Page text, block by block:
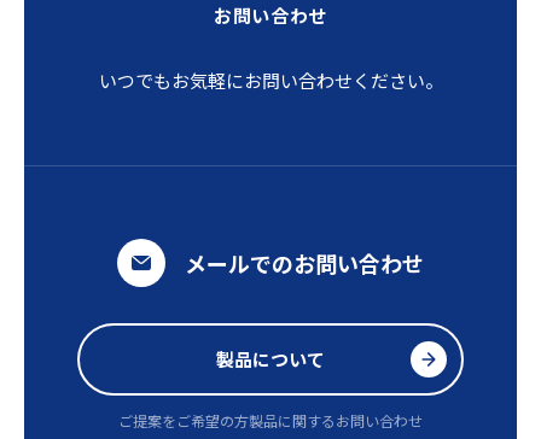
お問い合わせ
いつでもお気軽にお問い合わせください。
メールでのお問い合わせ
製品について
ご提案をご希望の方製品に関するお問い合わせ